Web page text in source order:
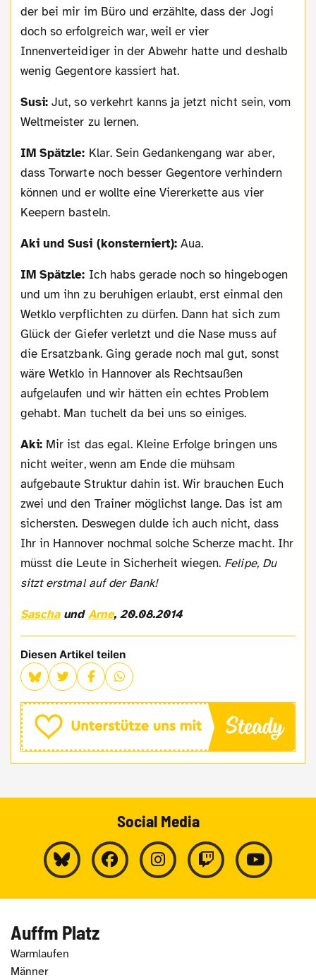
der bei mir im Büro und erzählte, dass der Jogi
doch so erfolgreich war, weil er vier
Innenverteidiger in der Abwehr hatte und deshalb
wenig Gegentore kassiert hat.
Susi: Jut, so verkehrt kanns ja jetzt nicht sein, vom
Weltmeister zu lernen.
IM Spätzle: Klar. Sein Gedankengang war aber,
dass Torwarte noch besser Gegentore verhindern
können und er wollte eine Viererkette aus vier
Keepern basteln.
Aki und Susi (konsterniert): Aua.
IM Spätzle: Ich habs gerade noch so hingebogen
und um ihn zu beruhigen erlaubt, erst einmal den
Wetklo verpflichten zu dürfen. Dann hat sich zum
Glück der Giefer verletzt und die Nase muss auf
die Ersatzbank. Ging gerade noch mal gut, sonst
wäre Wetklo in Hannover als Rechtsaußen
aufgelaufen und wir hätten ein echtes Problem
gehabt. Man tuchelt da bei uns so einiges.
Aki: Mir ist das egal. Kleine Erfolge bringen uns
nicht weiter, wenn am Ende die mühsam
aufgebaute Struktur dahin ist. Wir brauchen Euch
zwei und den Trainer möglichst lange. Das ist am
sichersten. Deswegen dulde ich auch nicht, dass
Ihr in Hannover nochmal solche Scherze macht. Ihr
müsst die Leute in Sicherheit wiegen. Felipe, Du
sitzt erstmal auf der Bank!
SaschaundArne, 20.08.2014
Diesen Artikel teilen
Social Media
Auffm Platz
Warmlaufen
Männer